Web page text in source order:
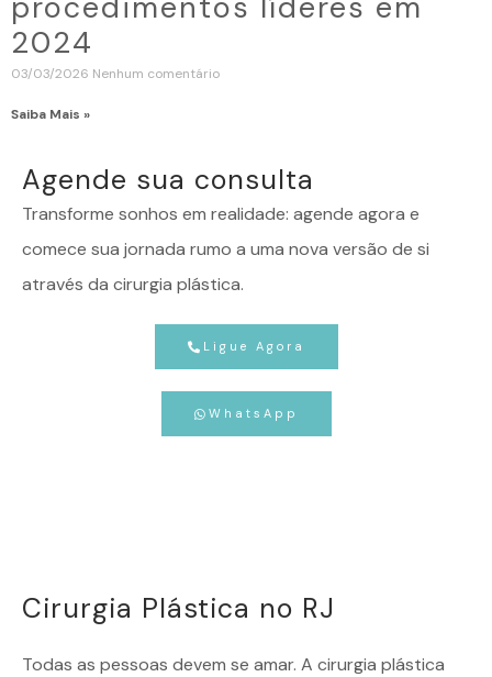
2024
03/03/2026 Nenhum comentário
Saiba Mais »
Agende sua consulta
Transforme sonhos em realidade: agende agora e
comece sua jornada rumo a uma nova versão de si
através da cirurgia plástica.
Ligue Agora
WhatsApp
Cirurgia Plástica no RJ
Todas as pessoas devem se amar. A cirurgia plástica